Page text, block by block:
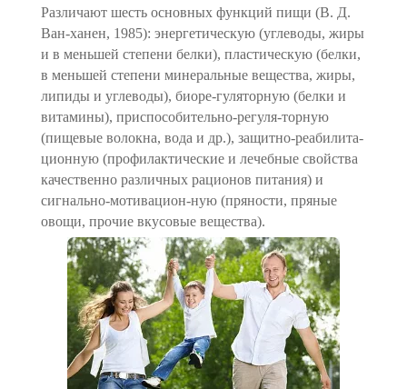
Различают шесть основных функций пищи (В. Д.
Ван-ханен, 1985): энергетическую (углеводы, жиры
и в меньшей степени белки), пластическую (белки,
в меньшей степени минеральные вещества, жиры,
липиды и углеводы), биоре-гуляторную (белки и
витамины), приспособительно-регуля-торную
(пищевые волокна, вода и др.), защитно-реабилита­
ционную (профилактические и лечебные свойства
качествен­но различных рационов питания) и
сигнально-мотивацион-ную (пряности, пряные
овощи, прочие вкусовые вещества).